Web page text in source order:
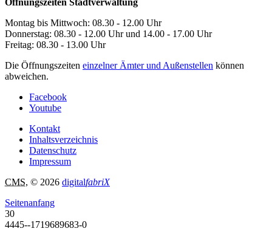
Öffnungszeiten Stadtverwaltung
Montag bis Mittwoch: 08.30 - 12.00 Uhr
Donnerstag: 08.30 - 12.00 Uhr und 14.00 - 17.00 Uhr
Freitag: 08.30 - 13.00 Uhr
Die Öffnungszeiten einzelner Ämter und Außenstellen können
abweichen.
Facebook
Youtube
Kontakt
Inhaltsverzeichnis
Datenschutz
Impressum
CMS, © 2026 digitalfabriX
Seitenanfang
30
4445--1719689683-0